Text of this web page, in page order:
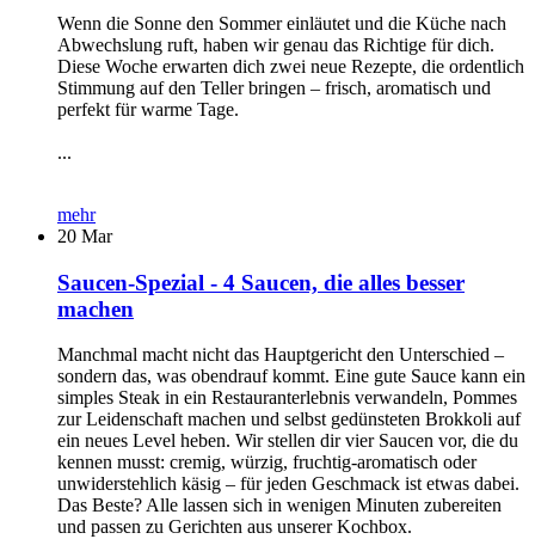
Wenn die Sonne den Sommer einläutet und die Küche nach
Abwechslung ruft, haben wir genau das Richtige für dich.
Diese Woche erwarten dich zwei neue Rezepte, die ordentlich
Stimmung auf den Teller bringen – frisch, aromatisch und
perfekt für warme Tage.
...
mehr
20 Mar
Saucen-Spezial - 4 Saucen, die alles besser
machen
Manchmal macht nicht das Hauptgericht den Unterschied –
sondern das, was obendrauf kommt. Eine gute Sauce kann ein
simples Steak in ein Restauranterlebnis verwandeln, Pommes
zur Leidenschaft machen und selbst gedünsteten Brokkoli auf
ein neues Level heben. Wir stellen dir vier Saucen vor, die du
kennen musst: cremig, würzig, fruchtig-aromatisch oder
unwiderstehlich käsig – für jeden Geschmack ist etwas dabei.
Das Beste? Alle lassen sich in wenigen Minuten zubereiten
und passen zu Gerichten aus unserer Kochbox.